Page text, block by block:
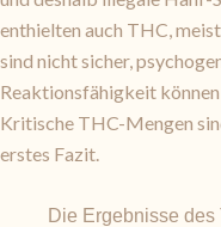
enthielten auch THC,
sind nicht sicher,
Reaktions­fähig­keit
Kritische THC-Mengen
erstes Fazit.
Die Ergebnisse des